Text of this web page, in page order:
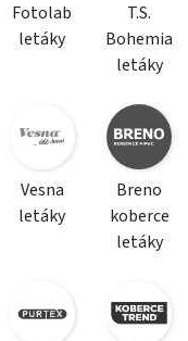
Fotolab
letáky
T.S.
Bohemia
letáky
Vesna
letáky
Breno
koberce
letáky